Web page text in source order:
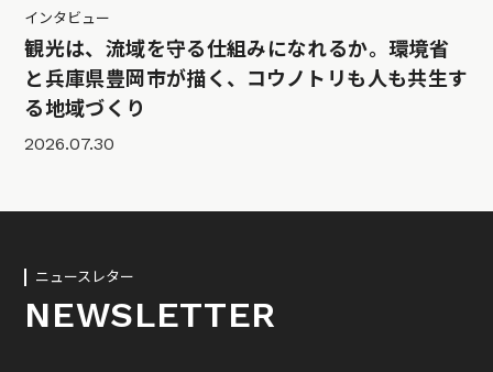
インタビュー
観光は、流域を守る仕組みになれるか。環境省
と兵庫県豊岡市が描く、コウノトリも人も共生す
る地域づくり
2026.07.30
ニュースレター
NEWSLETTER